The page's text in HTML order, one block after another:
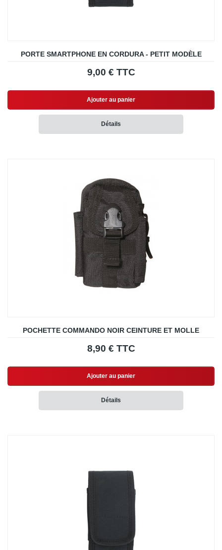
PORTE SMARTPHONE EN CORDURA - PETIT MODÈLE
9,00 € TTC
Ajouter au panier
Détails
POCHETTE COMMANDO NOIR CEINTURE ET MOLLE
8,90 € TTC
Ajouter au panier
Détails